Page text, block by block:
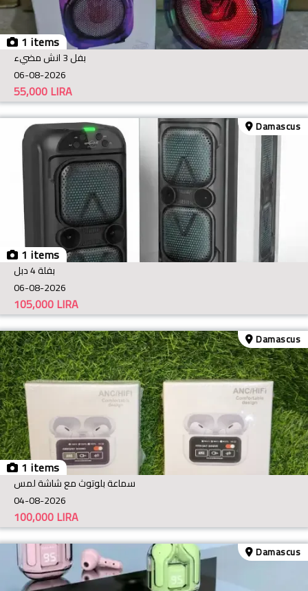
1 items
بفل 3 انش مضيء
06-08-2026
LIRA
55,000
1 items
Damascus
بفلة 4 دبل
06-08-2026
LIRA
105,000
1 items
Damascus
سماعة بلوتوث مع شاشة لمس
04-08-2026
LIRA
100,000
Damascus